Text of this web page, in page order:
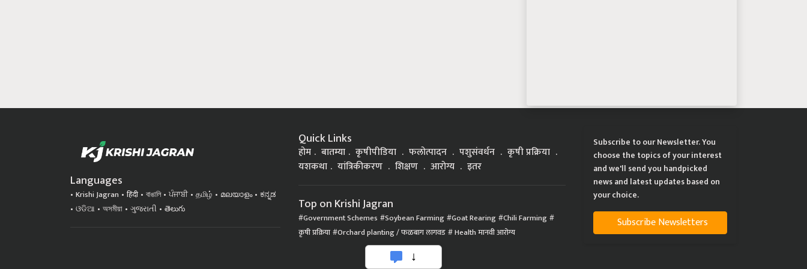
Languages
Krishi Jagran हिंदी বাঙালি ਪੰਜਾਬੀ தமிழ் മലയാളം
ಕನ್ನಡ
ଓଡିଆ
অসমীয়া ગુજરાતી తెలుగు
Quick Links
होम बातम्या कृषीपीडिया फलोत्पादन पशुसंवर्धन
कृषी प्रक्रिया
यशकथा
यांत्रिकीकरण शिक्षण आरोग्य इतर
Top on Krishi Jagran
Government Schemes Soybean Farming Goat Rearing Chili Farming
कृषी प्रक्रिया Orchard planting / फळबाग लागवड Health मानवी आरोग्य
Subscribe to our Newsletter. You
choose the topics of your interest
and we'll send you handpicked
news and latest updates based on
your choice.
Subscribe Newsletters